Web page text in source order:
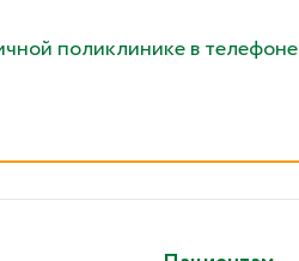
поликлинике в телефоне